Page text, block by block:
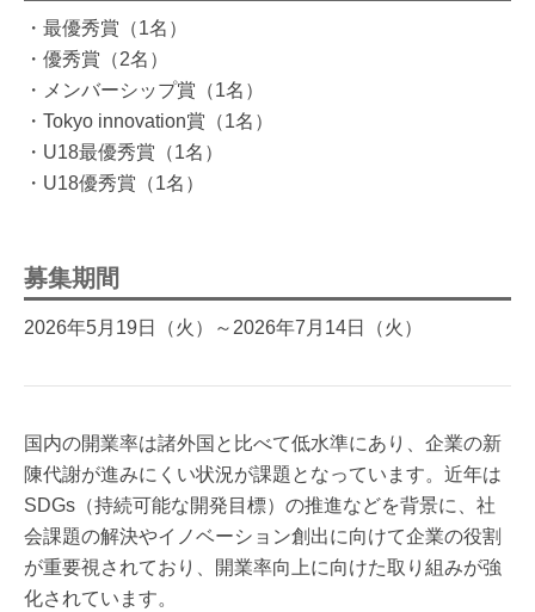
・最優秀賞（1名）
・優秀賞（2名）
・メンバーシップ賞（1名）
・Tokyo innovation賞（1名）
・U18最優秀賞（1名）
・U18優秀賞（1名）
募集期間
2026年5月19日（火）～2026年7月14日（火）
国内の開業率は諸外国と比べて低水準にあり、企業の新
陳代謝が進みにくい状況が課題となっています。近年は
SDGs（持続可能な開発目標）の推進などを背景に、社
会課題の解決やイノベーション創出に向けて企業の役割
が重要視されており、開業率向上に向けた取り組みが強
化されています。